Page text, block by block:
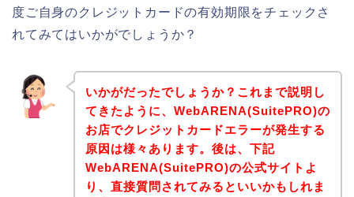
度ご自身のクレジットカードの有効期限をチェックさ
れてみてはいかがでしょうか？
いかがだったでしょうか？これまで説明し
てきたように、WebARENA(SuitePRO)の
お店でクレジットカードエラーが発生する
原因は様々あります。後は、下記
WebARENA(SuitePRO)の公式サイトよ
り、直接質問されてみるといいかもしれま